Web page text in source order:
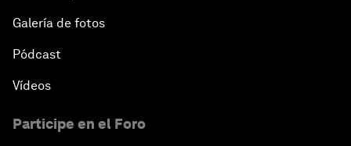
Galería de fotos
Pódcast
Vídeos
Participe en el Foro